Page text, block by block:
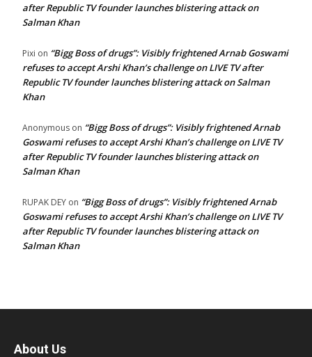
after Republic TV founder launches blistering attack on
Salman Khan
Pixi on “Bigg Boss of drugs”: Visibly frightened Arnab Goswami
refuses to accept Arshi Khan’s challenge on LIVE TV after
Republic TV founder launches blistering attack on Salman
Khan
Anonymous on “Bigg Boss of drugs”: Visibly frightened Arnab
Goswami refuses to accept Arshi Khan’s challenge on LIVE TV
after Republic TV founder launches blistering attack on
Salman Khan
RUPAK DEY on “Bigg Boss of drugs”: Visibly frightened Arnab
Goswami refuses to accept Arshi Khan’s challenge on LIVE TV
after Republic TV founder launches blistering attack on
Salman Khan
About Us